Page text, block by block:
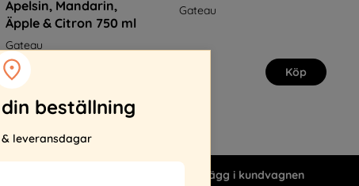
Apelsin, Mandarin,
Äpple & Citron 750 ml
Gateau
53 kr
Gateau
Köp
Lägg i kundvagnen
beställning
leveransdagar